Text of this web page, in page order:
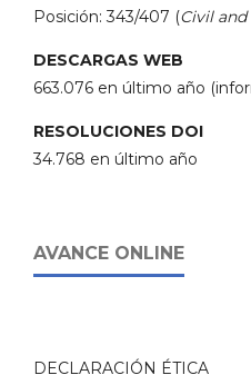
Posición: 343/407 (Civil
DESCARGAS WEB
663.076 en último año
RESOLUCIONES DOI
34.768 en último año
AVANCE ONLINE
DECLARACIÓN ÉTICA